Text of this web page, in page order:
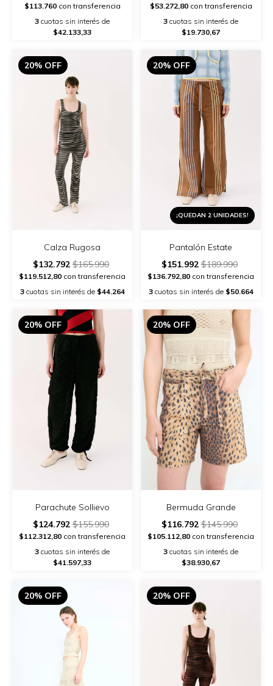
$113.760con transferencia
3 cuotas sin interés de
$42.133,33
$53.272,80con transferencia
3 cuotas sin interés de
$19.730,67
20% OFF
Calza Rugosa
$132.792$165.990
$119.512,80 con transferencia
3cuotas sin interés de $44.264
20% OFF
¡QUEDAN 2 UNIDADES!
Pantalón Estate
$151.992$189.990
$136.792,80 con transferencia
3cuotas sin interés de $50.664
20% OFF
Parachute Sollievo
$124.792$155.990
$112.312,80 con transferencia
3 cuotas sin interés de
$41.597,33
20% OFF
Bermuda Grande
$116.792$145.990
$105.112,80 con transferencia
3 cuotas sin interés de
$38.930,67
20% OFF 20% OFF